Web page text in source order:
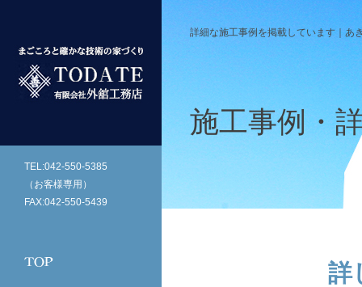
TEL:042-550-5385
（お客様専用）
FAX:042-550-5439
詳細な施工事例を掲載しています｜あ
施工事例・
詳